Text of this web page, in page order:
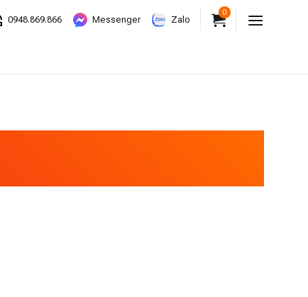
0948.869.866 Messenger Zalo
0